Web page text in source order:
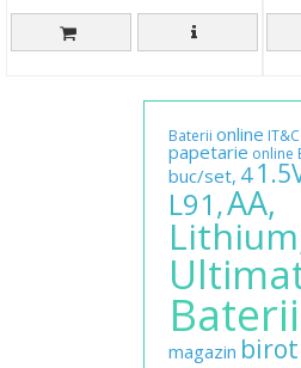
Baterii online IT&C
papetarie online
buc/set, 4
L91,AA,
Baterii
magazin